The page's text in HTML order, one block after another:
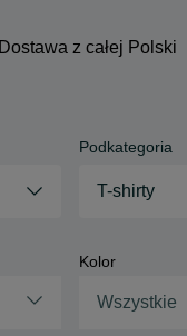
Dostawa z całej Polski
Podkategoria
T-shirty
Kolor
Wszystkie